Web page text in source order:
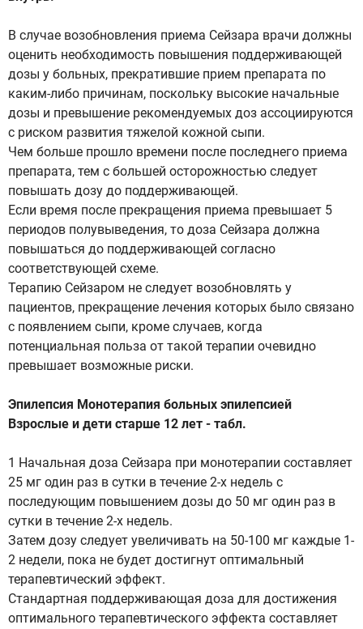
В случае возобновления приема Сейзара врачи должны
оценить необходимость повышения поддерживающей
дозы у больных, прекратившие прием препарата по
каким-либо причинам, поскольку высокие начальные
дозы и превышение рекомендуемых доз ассоциируются
с риском развития тяжелой кожной сыпи.
Чем больше прошло времени после последнего приема
препарата, тем с большей осторожностью следует
повышать дозу до поддерживающей.
Если время после прекращения приема превышает 5
периодов полувыведения, то доза Сейзара должна
повышаться до поддерживающей согласно
соответствующей схеме.
Терапию Сейзаром не следует возобновлять у
пациентов, прекращение лечения которых было связано
с появлением сыпи, кроме случаев, когда
потенциальная польза от такой терапии очевидно
превышает возможные риски.
Эпилепсия Монотерапия больных эпилепсией
Взрослые и дети старше 12 лет - табл.
1 Начальная доза Сейзара при монотерапии составляет
25 мг один раз в сутки в течение 2-х недель с
последующим повышением дозы до 50 мг один раз в
сутки в течение 2-х недель.
Затем дозу следует увеличивать на 50-100 мг каждые 1-
2 недели, пока не будет достигнут оптимальный
терапевтический эффект.
Стандартная поддерживающая доза для достижения
оптимального терапевтического эффекта составляет